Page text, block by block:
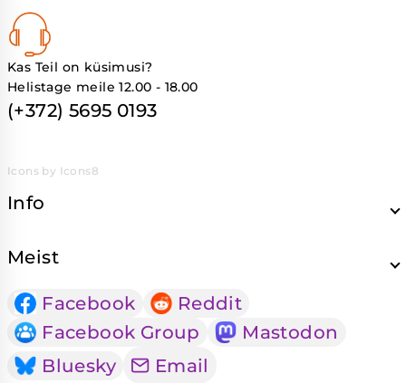
Kas Teil on küsimusi?
Helistage meile 12.00 - 18.00
(+372) 5695 0193
Icons by Icons8
Info
Meist
Facebook
Reddit
Facebook Group
Mastodon
Bluesky
Email